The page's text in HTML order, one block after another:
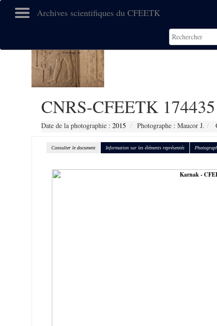
Archives scientifiques du CFEETK
CNRS-CFEETK 174435
Date de la photographie : 2015 Photographe : Maucor J.
Consulter le document Information sur les éléments représentés